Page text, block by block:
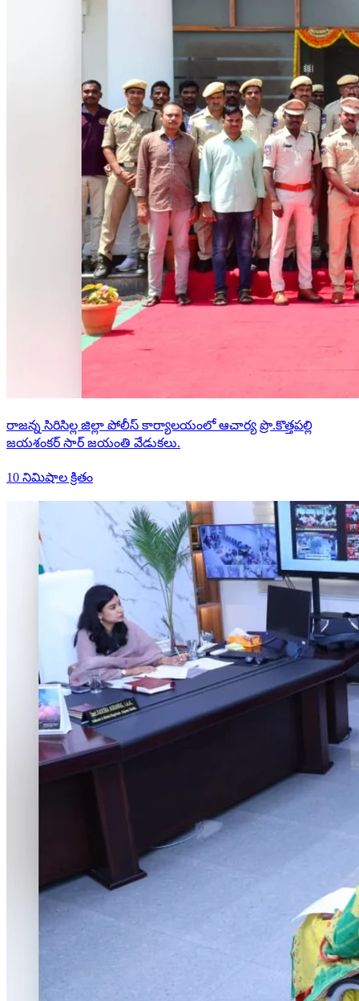
రాజన్న సిరిసిల్ల జిల్లా పోలీస్ కార్యాలయంలో ఆచార్య ప్రొ.కొత్తపల్లి
జయశంకర్ సార్ జయంతి వేడుకలు.
10 నిమిషాల క్రితం